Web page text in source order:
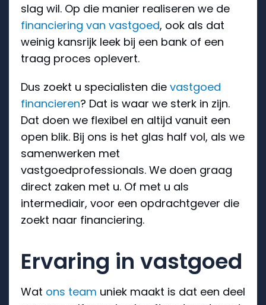
slag wil. Op die manier realiseren we de
financiering van vastgoed, ook als dat
weinig kansrijk leek bij een bank of een
traag proces oplevert.
Dus zoekt u specialisten die vastgoed
financieren? Dat is waar we sterk in zijn.
Dat doen we flexibel en altijd vanuit een
open blik. Bij ons is het glas half vol, als we
samenwerken met
vastgoedprofessionals. We doen graag
direct zaken met u. Of met u als
intermediair, voor een opdrachtgever die
zoekt naar financiering.
Ervaring in vastgoed
Wat ons team uniek maakt is dat een deel